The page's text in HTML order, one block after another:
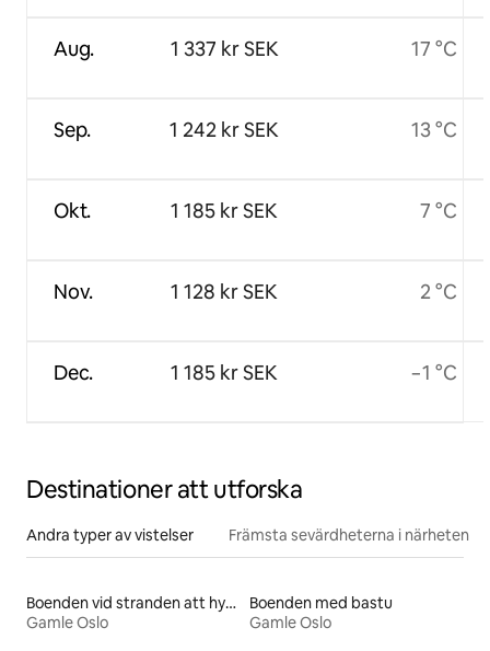
Aug.
Sep.
Okt.
Nov.
Dec.
1 337 kr SEK
1 242 kr SEK
1 185 kr SEK
1 128 kr SEK
1 185 kr SEK
17 °C
13 °C
7 °C
2 °C
−1 °C
Destinationer att utforska
Andra typer av vistelser Främsta sevärdheterna i närheten
Boenden vid stranden att hyra
Gamle Oslo
Boenden med bastu
Gamle Oslo